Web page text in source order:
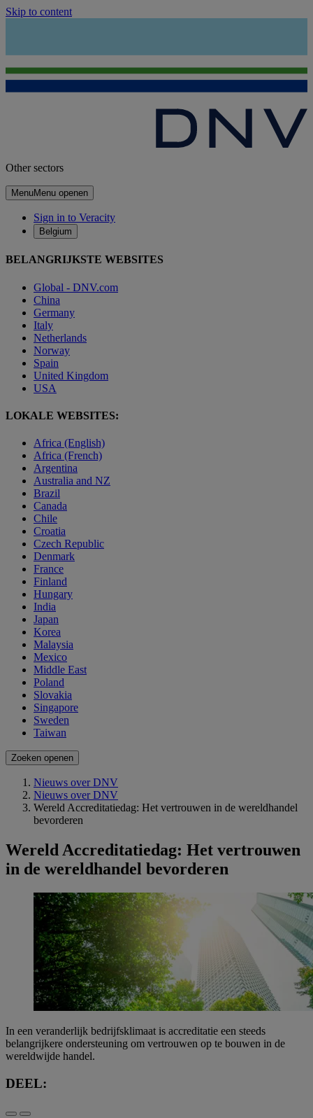
Skip to content
Other sectors
MenuMenu openen
Sign in to Veracity
Belgium
BELANGRIJKSTE WEBSITES
Global - DNV.com
China
Germany
Italy
Netherlands
Norway
Spain
United Kingdom
USA
LOKALE WEBSITES:
Africa (English)
Africa (French)
Argentina
Australia and NZ
Brazil
Canada
Chile
Croatia
Czech Republic
Denmark
France
Finland
Hungary
India
Japan
Korea
Malaysia
Mexico
Middle East
Poland
Slovakia
Singapore
Sweden
Taiwan
Zoeken openen
Nieuws over DNV
Nieuws over DNV
Wereld Accreditatiedag: Het vertrouwen in de wereldhandel
bevorderen
Wereld Accreditatiedag: Het vertrouwen
in de wereldhandel bevorderen
In een veranderlijk bedrijfsklimaat is accreditatie een steeds
belangrijkere ondersteuning om vertrouwen op te bouwen in de
wereldwijde handel.
DEEL: